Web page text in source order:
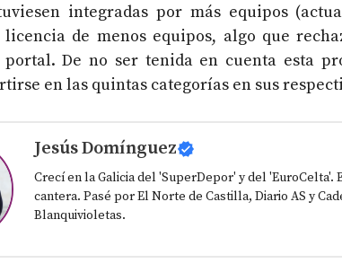
integradas por más equipos
de menos equipos, algo que
portal. De no ser tenida en cuenta esta
en las quintas categorías en sus
Jesús Domínguez
Crecí en la Galicia del 'SuperDepor' y del 'EuroCelta'.
cantera. Pasé por El Norte de Castilla, Diario AS y
Blanquivioletas.